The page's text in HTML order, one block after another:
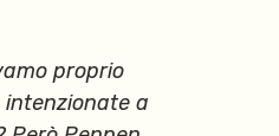
proprio
intenzionate a